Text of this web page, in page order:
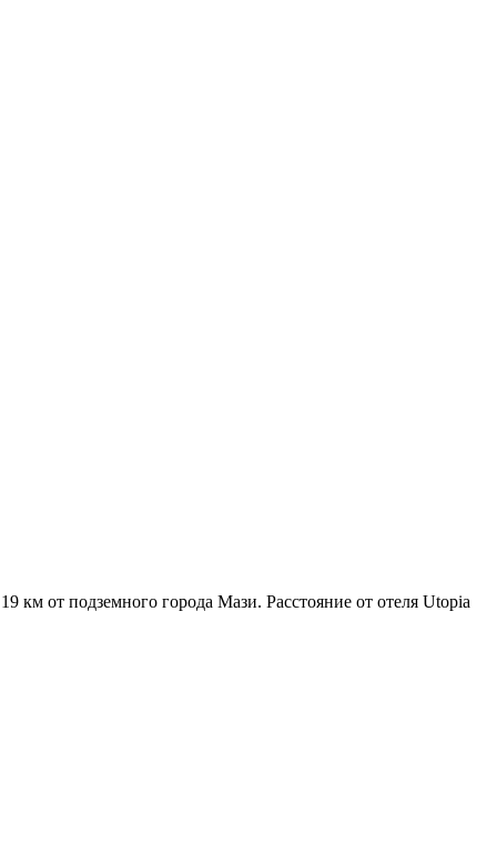
км от подземного города Мази. Расстояние от отеля Utopia